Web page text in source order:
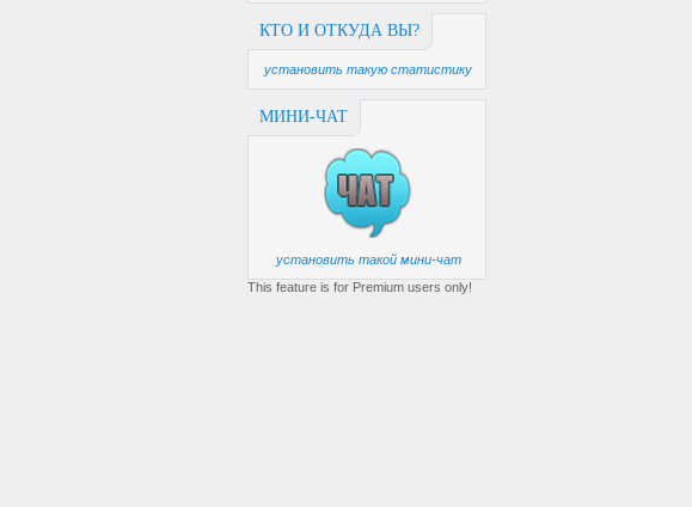
КТО И ОТКУДА ВЫ?
установить такую статистику
МИНИ-ЧАТ
установить такой мини-чат
This feature is for Premium users only!